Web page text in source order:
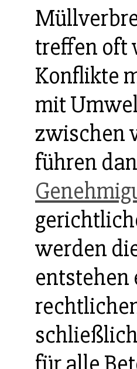
treffen oft
Konflikte
mit
zwischen
führen
werden